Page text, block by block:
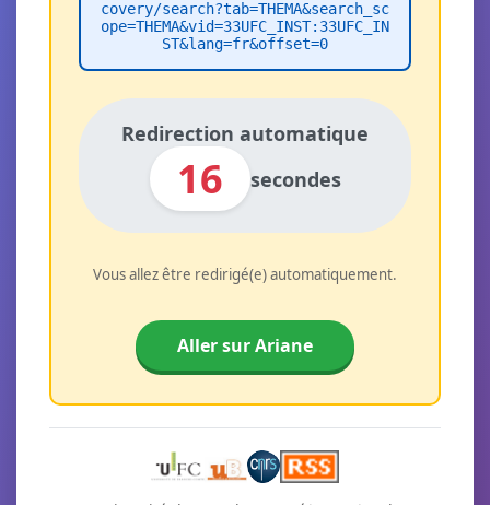
covery/search?tab=THEMA&search_sc
ope=THEMA&vid=33UFC_INST:33UFC_IN
ST&lang=fr&offset=0
Redirection automatique
16 secondes
Vous allez être redirigé(e) automatiquement.
Aller sur Ariane